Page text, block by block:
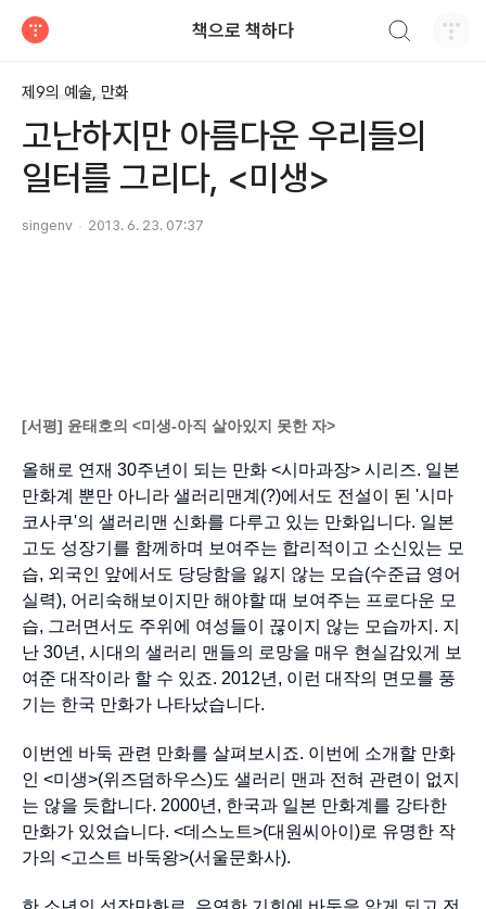
책으로 책하다
제9의 예술, 만화
고난하지만 아름다운 우리들의
일터를 그리다, <미생>
singenv 2013. 6. 23. 07:37
[서평] 윤태호의 <미생-아직 살아있지 못한 자>
올해로 연재 30주년이 되는 만화 <시마과장> 시리즈. 일본
만화계 뿐만 아니라 샐러리맨계(?)에서도 전설이 된 '시마
코사쿠'의 샐러리맨 신화를 다루고 있는 만화입니다. 일본
고도 성장기를 함께하며 보여주는 합리적이고 소신있는 모
습, 외국인 앞에서도 당당함을 잃지 않는 모습(수준급 영어
실력), 어리숙해보이지만 해야할 때 보여주는 프로다운 모
습, 그러면서도 주위에 여성들이 끊이지 않는 모습까지. 지
난 30년, 시대의 샐러리 맨들의 로망을 매우 현실감있게 보
여준 대작이라 할 수 있죠. 2012년, 이런 대작의 면모를 풍
기는 한국 만화가 나타났습니다.
이번엔 바둑 관련 만화를 살펴보시죠. 이번에 소개할 만화
인 <미생>(위즈덤하우스)도 샐러리 맨과 전혀 관련이 없지
는 않을 듯합니다. 2000년, 한국과 일본 만화계를 강타한
만화가 있었습니다. <데스노트>(대원씨아이)로 유명한 작
가의 <고스트 바둑왕>(서울문화사).